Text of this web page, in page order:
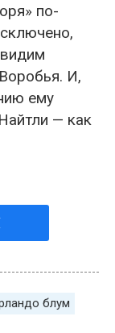
по-
И,
ему
— как
блум